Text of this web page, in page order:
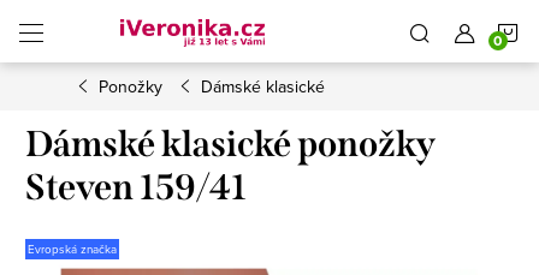
obsah
Ponožky Dámské klasické
Dámské klasické ponožky
Steven 159/41
Evropská značka